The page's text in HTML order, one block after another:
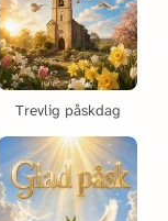
Trevlig påskdag